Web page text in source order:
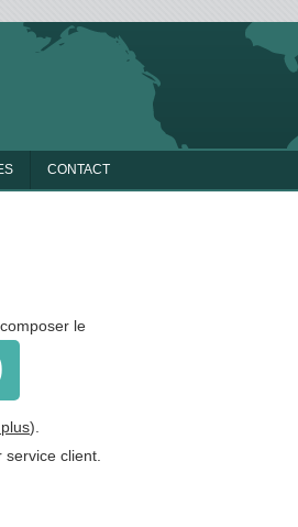
CONTACT
le
).
client.